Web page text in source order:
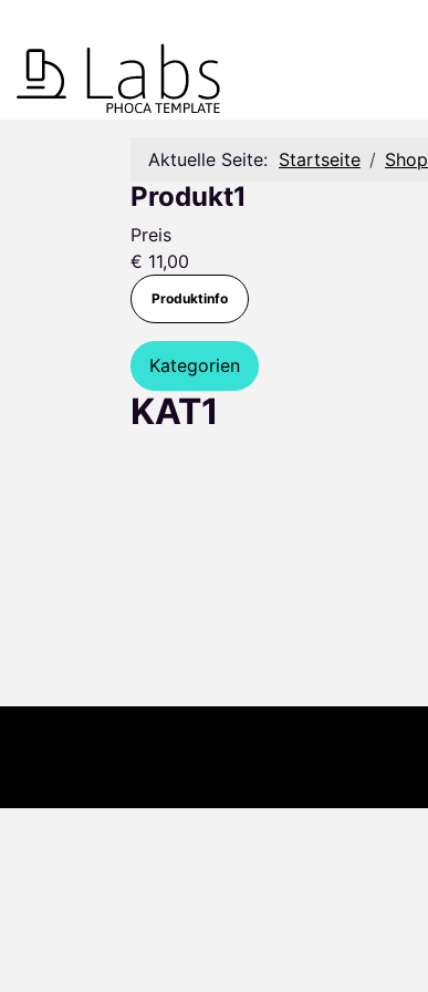
Aktuelle Seite: Startseite Shop
Produkt1
Preis
€ 11,00
Produktinfo
Kategorien
KAT1